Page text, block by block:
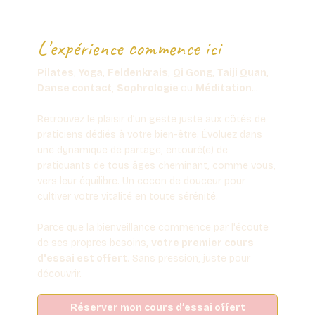
L'expérience commence ici
Pilates, Yoga, Feldenkrais, Qi Gong, Taiji Quan,
Danse contact, Sophrologie ou Méditation...
Retrouvez le plaisir d’un geste juste aux côtés de
praticiens dédiés à votre bien-être. Évoluez dans
une dynamique de partage, entouré(e) de
pratiquants de tous âges cheminant, comme vous,
vers leur équilibre. Un cocon de douceur pour
cultiver votre vitalité en toute sérénité.
Parce que la bienveillance commence par l'écoute
de ses propres besoins, votre premier cours
d'essai est offert. Sans pression, juste pour
découvrir.
Réserver mon cours d’essai offert